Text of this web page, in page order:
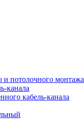
и потолочного монтажа
канала
кабель-канала